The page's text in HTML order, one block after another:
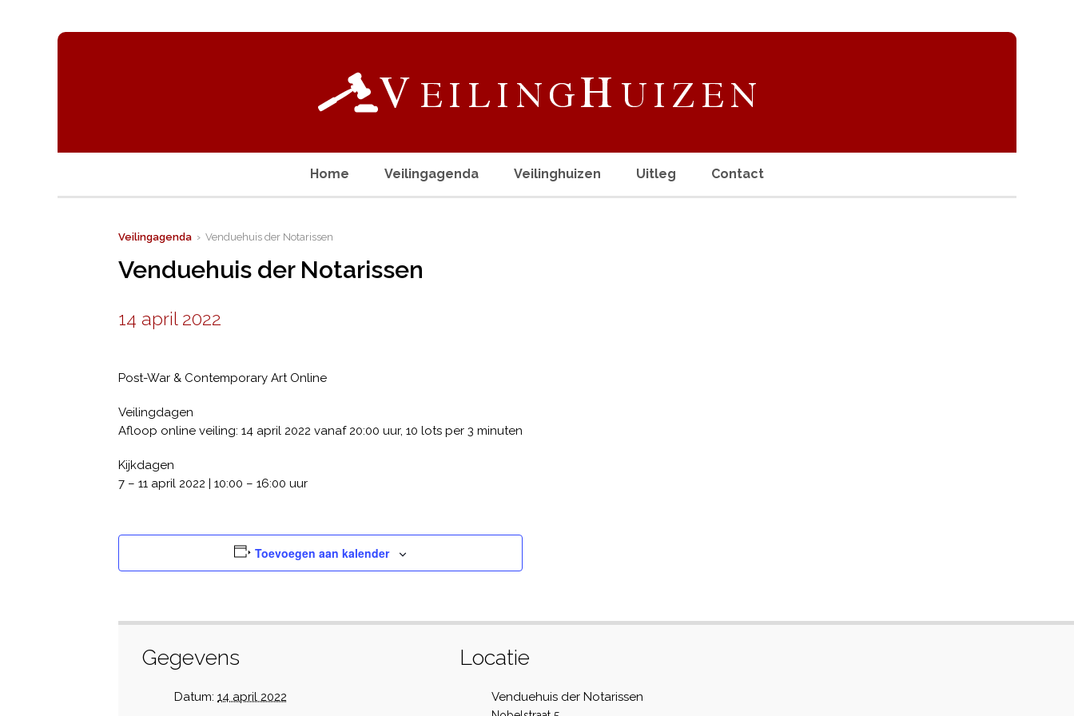
Home Veilingagenda Veilinghuizen Uitleg Contact
Veilingagenda › Venduehuis der Notarissen
Venduehuis der Notarissen
14 april 2022
Post-War & Contemporary Art Online
Veilingdagen
Afloop online veiling: 14 april 2022 vanaf 20:00 uur, 10 lots per 3 minuten
Kijkdagen
7 – 11 april 2022 | 10:00 – 16:00 uur
Toevoegen aan kalender
Gegevens
Datum: 14 april 2022
Locatie
Venduehuis der Notarissen